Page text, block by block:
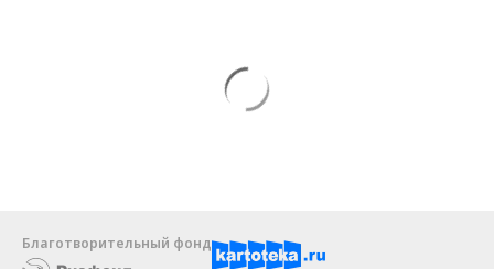
Благотворительный фонд